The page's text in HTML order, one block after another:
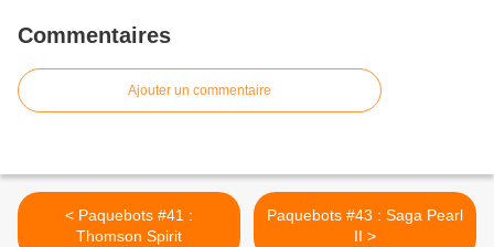
Commentaires
Ajouter un commentaire
< Paquebots #41 :
Thomson Spirit
Paquebots #43 : Saga Pearl
II >